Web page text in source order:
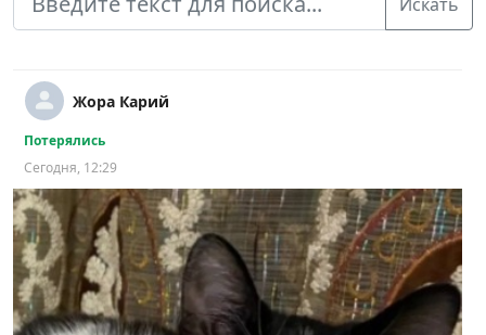
Жора Карий
Потерялись
Сегодня, 12:29